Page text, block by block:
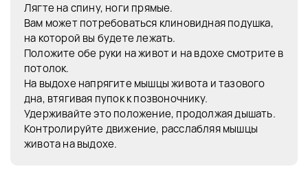
Лягте на спину, ноги прямые.
Вам может потребоваться клиновидная подушка,
на которой вы будете лежать.
Положите обе руки на живот и на вдохе смотрите в
потолок.
На выдохе напрягите мышцы живота и тазового
дна, втягивая пупок к позвоночнику.
Удерживайте это положение, продолжая дышать.
Контролируйте движение, расслабляя мышцы
живота на выдохе.